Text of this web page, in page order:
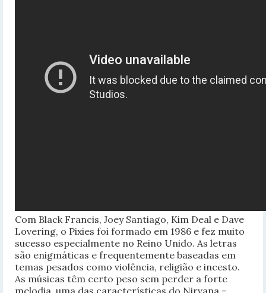
Com Black Francis, Joey Santiago, Kim Deal e Dave
Lovering, o Pixies foi formado em 1986 e fez muito
sucesso especialmente no Reino Unido. As letras
são enigmáticas e frequentemente baseadas em
temas pesados como violência, religião e incesto.
As músicas têm certo peso sem perder a forte
melodia, uma das características do Nirvana –